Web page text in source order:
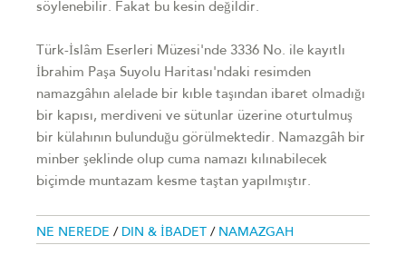
söylenebilir. Fakat bu kesin değildir.
Türk-İslâm Eserleri Müzesi'nde 3336 No. ile kayıtlı
İbrahim Paşa Suyolu Haritası'ndaki resimden
namazgâhın alelade bir kıble taşından ibaret olmadığı
bir kapısı, merdiveni ve sütunlar üzerine oturtulmuş
bir külahının bulunduğu görülmektedir. Namazgâh bir
minber şeklinde olup cuma namazı kılınabilecek
biçimde muntazam kesme taştan yapılmıştır.
NE NEREDE / DIN & İBADET / NAMAZGAH